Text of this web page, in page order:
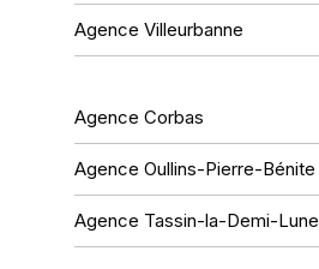
Agence Villeurbanne
Agence Corbas
Agence Oullins-Pierre-Bénite
Agence Tassin-la-Demi-Lune